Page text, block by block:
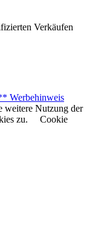
Verkäufen
Werbehinweis
weitere Nutzung der
zu.
Cookie